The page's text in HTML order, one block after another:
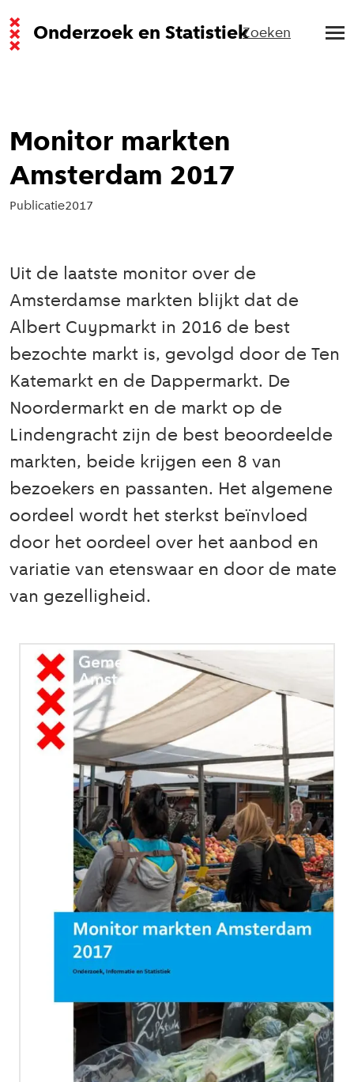
Onderzoek en StatistiekZoeken
Monitor markten
Amsterdam 2017
Publicatie2017
Uit de laatste monitor over de
Amsterdamse markten blijkt dat de
Albert Cuypmarkt in 2016 de best
bezochte markt is, gevolgd door de Ten
Katemarkt en de Dappermarkt. De
Noordermarkt en de markt op de
Lindengracht zijn de best beoordeelde
markten, beide krijgen een 8 van
bezoekers en passanten. Het algemene
oordeel wordt het sterkst beïnvloed
door het oordeel over het aanbod en
variatie van etenswaar en door de mate
van gezelligheid.